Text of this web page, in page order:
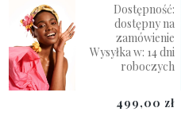
Dostępność:
dostępny na
zamówienie
Wysyłka w: 14 dni
roboczych
499,00 zł